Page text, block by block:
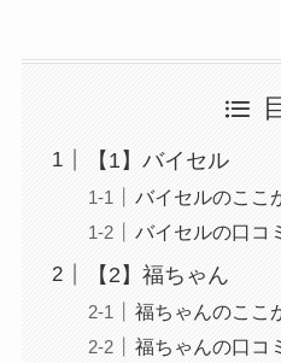
【1】バイセル
バイセルのここ
バイセルの口コ
【2】福ちゃん
福ちゃんのここ
福ちゃんの口コ